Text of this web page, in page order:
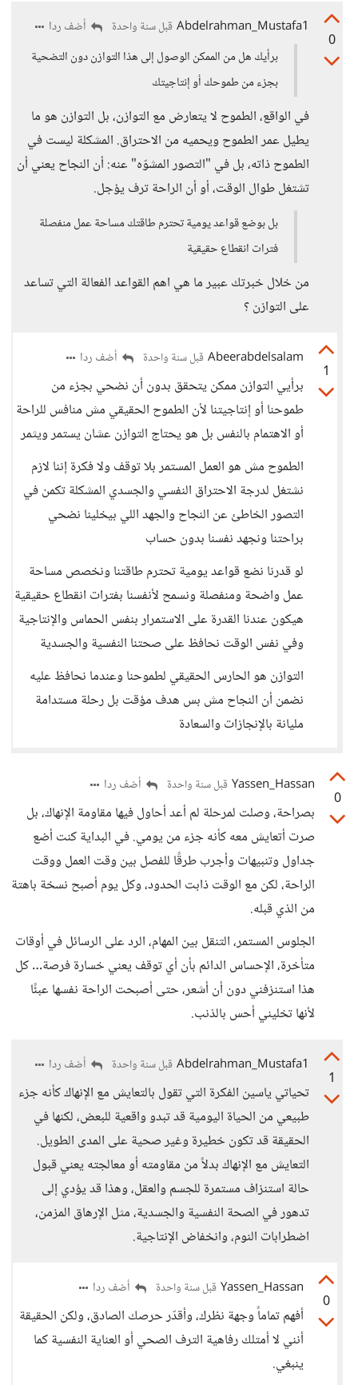
0
Abdelrahman_Mustafa1 قبل سنة واحدة
أضف ردا
برأيك هل من الممكن الوصول إلى هذا التوازن دون التضحية
بجزء من طموحك أو إنتاجيتك
في الواقع، الطموح لا يتعارض مع التوازن، بل التوازن هو ما
يطيل عمر الطموح ويحميه من الاحتراق. المشكلة ليست في
الطموح ذاته، بل في "التصور المشوّه" عنه: أن النجاح يعني أن
تشتغل طوال الوقت، أو أن الراحة ترف يؤجل.
بل بوضع قواعد يومية تحترم طاقتك مساحة عمل منفصلة
فترات انقطاع حقيقية
من خلال خبرتك عبير ما هي اهم القواعد الفعالة التي تساعد
على التوازن ؟
1
Abeerabdelsalam قبل سنة واحدة أضف ردا
برأيي التوازن ممكن يتحقق بدون أن نضحي بجزء من
طموحنا أو إنتاجيتنا لأن الطموح الحقيقي مش منافس للراحة
أو الاهتمام بالنفس بل هو يحتاج التوازن عشان يستمر ويثمر
الطموح مش هو العمل المستمر بلا توقف ولا فكرة إننا لازم
نشتغل لدرجة الاحتراق النفسي والجسدي المشكلة تكمن في
التصور الخاطئ عن النجاح والجهد اللي بيخلينا نضحي
براحتنا ونجهد نفسنا بدون حساب
لو قدرنا نضع قواعد يومية تحترم طاقتنا ونخصص مساحة
عمل واضحة ومنفصلة ونسمح لأنفسنا بفترات انقطاع حقيقية
هيكون عندنا القدرة على الاستمرار بنفس الحماس والإنتاجية
وفي نفس الوقت نحافظ على صحتنا النفسية والجسدية
التوازن هو الحارس الحقيقي لطموحنا وعندما نحافظ عليه
نضمن أن النجاح مش بس هدف مؤقت بل رحلة مستدامة
مليانة بالإنجازات والسعادة
0
Yassen_Hassan قبل سنة واحدة أضف ردا
بصراحة، وصلت لمرحلة لم أعد أحاول فيها مقاومة الإنهاك، بل
صرت أتعايش معه كأنه جزء من يومي. في البداية كنت أضع
جداول وتنبيهات وأجرب طرقًا للفصل بين وقت العمل ووقت
الراحة، لكن مع الوقت ذابت الحدود، وكل يوم أصبح نسخة باهتة
من الذي قبله.
الجلوس المستمر، التنقل بين المهام، الرد على الرسائل في أوقات
متأخرة، الإحساس الدائم بأن أي توقف يعني خسارة فرصة… كل
هذا استنزفني دون أن أشعر، حتى أصبحت الراحة نفسها عبئًا
لأنها تخليني أحس بالذنب.
1
Abdelrahman_Mustafa1 قبل سنة واحدة أضف ردا
تحياتي ياسين الفكرة التي تقول بالتعايش مع الإنهاك كأنه جزء
طبيعي من الحياة اليومية قد تبدو واقعية للبعض، لكنها في
الحقيقة قد تكون خطيرة وغير صحية على المدى الطويل.
التعايش مع الإنهاك بدلاً من مقاومته أو معالجته يعني قبول
حالة استنزاف مستمرة للجسم والعقل، وهذا قد يؤدي إلى
تدهور في الصحة النفسية والجسدية، مثل الإرهاق المزمن،
اضطرابات النوم، وانخفاض الإنتاجية.
0
Yassen_Hassan قبل سنة واحدة أضف ردا
أفهم تماماً وجهة نظرك، وأقدّر حرصك الصادق، ولكن الحقيقة
أنني لا أمتلك رفاهية الترف الصحي أو العناية النفسية كما
ينبغي.